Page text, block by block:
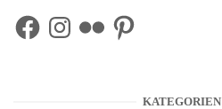
FacebookInstagram
Flickr Pinterest
KATEGORIEN